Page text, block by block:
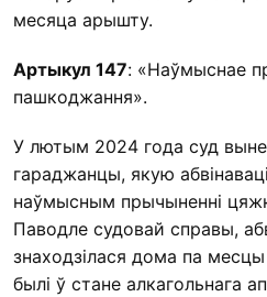
месяца арышту.
Артыкул 147: «Наўмыснае
пашкоджання».
У лютым 2024 года суд
гараджанцы, якую
наўмысным прычыненні
Паводле судовай справы,
знаходзілася дома па
былі ў стане алкагольнага